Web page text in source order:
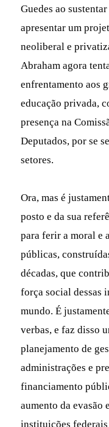
Guedes ao
apresentar um
neoliberal e
Abraham agora
enfrentamento aos
educação privada,
presença na
Deputados, por se
setores.
Ora, mas é
posto e da sua
para ferir a moral e
públicas,
décadas, que
força social dessas
mundo. É
verbas, e faz disso
planejamento de
administrações e
financiamento
aumento da evasão
instituições